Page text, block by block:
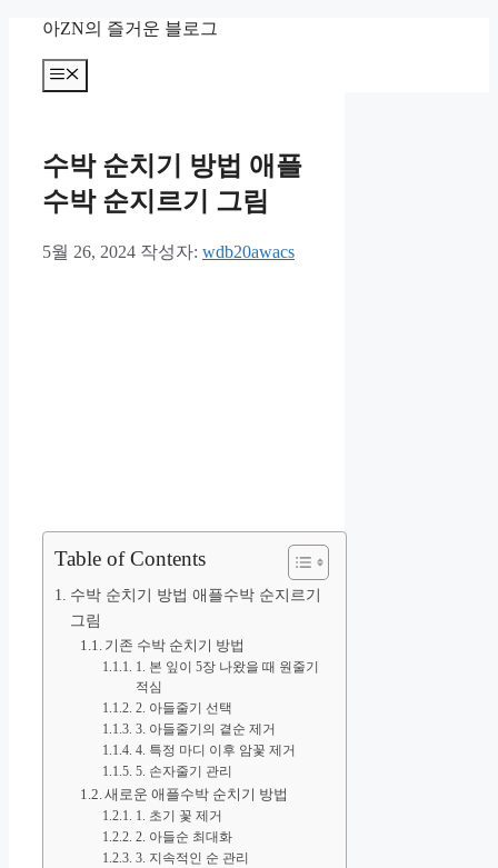
아ZN의 즐거운 블로그
메
뉴
수박 순치기 방법 애플
수박 순지르기 그림
5월 26, 2024 작성자: wdb20awacs
Table of Contents
수박 순치기 방법 애플수박 순지르기
그림
기존 수박 순치기 방법
1. 본 잎이 5장 나왔을 때 원줄기
적심
2. 아들줄기 선택
3. 아들줄기의 곁순 제거
4. 특정 마디 이후 암꽃 제거
5. 손자줄기 관리
새로운 애플수박 순치기 방법
1. 초기 꽃 제거
2. 아들순 최대화
3. 지속적인 순 관리